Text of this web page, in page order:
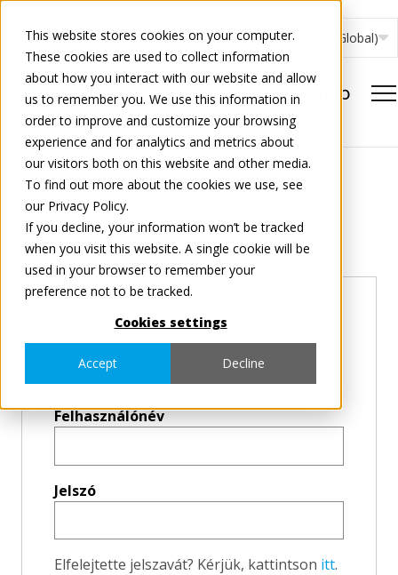
This website stores cookies on your computer.
These cookies are used to collect information
about how you interact with our website and allow
us to remember you. We use this information in
order to improve and customize your browsing
experience and for analytics and metrics about
our visitors both on this website and other media.
To find out more about the cookies we use, see
our Privacy Policy.
If you decline, your information won’t be tracked
when you visit this website. A single cookie will be
used in your browser to remember your
preference not to be tracked.
Cookies settings
Accept Decline
English (Global)
A fiók áttelepítése
Lépés12-ből
nekünk azt a felhasználónevet és jelszót,
portálon.
Felhasználónév
Jelszó
Elfelejtette jelszavát? Kérjük, kattintson itt.